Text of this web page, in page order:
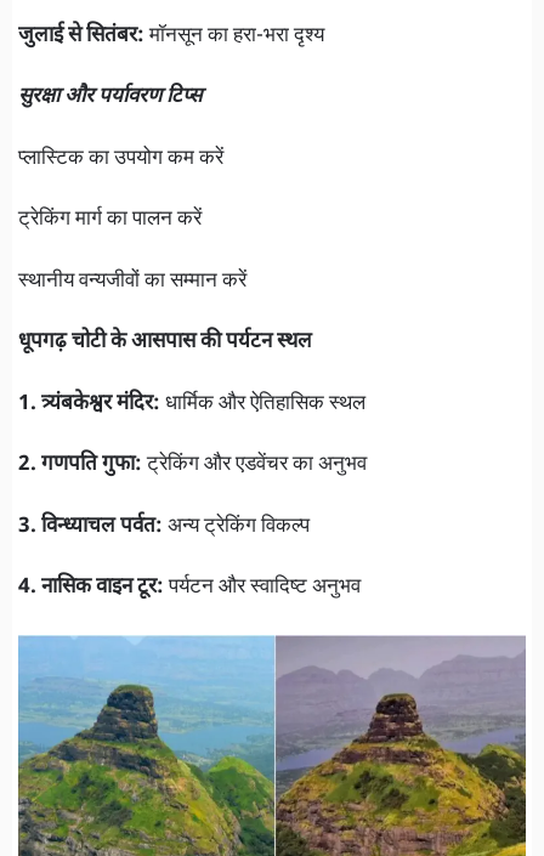
जुलाई से सितंबर:मॉनसून का हरा-भरा दृश्य
सुरक्षा और पर्यावरण टिप्स
प्लास्टिक का उपयोग कम करें
ट्रेकिंग मार्ग का पालन करें
स्थानीय वन्यजीवों का सम्मान करें
धूपगढ़ चोटी के आसपास की पर्यटन स्थल
1. त्र्यंबकेश्वर मंदिर: धार्मिक और ऐतिहासिक स्थल
2. गणपति गुफा:ट्रेकिंग और एडवेंचर का अनुभव
3. विन्ध्याचल पर्वत: अन्य ट्रेकिंग विकल्प
4. नासिक वाइन टूर:पर्यटन और स्वादिष्ट अनुभव